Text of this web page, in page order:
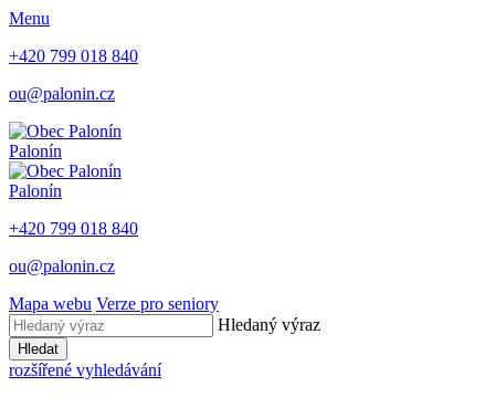
Menu
+420 799 018 840
ou@palonin.cz
Palonín
Palonín
+420 799 018 840
ou@palonin.cz
Mapa webu Verze pro seniory
Hledaný výraz
Hledat
rozšířené vyhledávání